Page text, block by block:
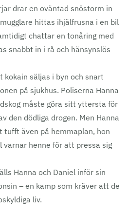
drar en oväntad snöstorm in
hittas ihjälfrusna i en bil
chattar en tonåring med
snabbt in i rå och hänsynslös
säljas i byn och snart
på sjukhus. Poliserna Hanna
måste göra sitt yttersta för
den dödliga drogen. Men Hanna
tufft även på hemmaplan, hon
varnar henne för att pressa sig
Hanna och Daniel inför sin
– en kamp som kräver att de
liv.